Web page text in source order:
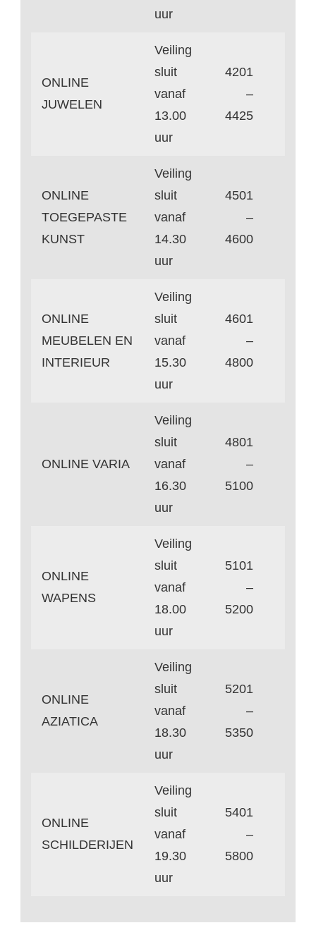
uur
ONLINE
JUWELEN
Veiling
sluit
vanaf
13.00
uur
4201
–
4425
ONLINE
TOEGEPASTE
KUNST
Veiling
sluit
vanaf
14.30
uur
4501
–
4600
ONLINE
MEUBELEN EN
INTERIEUR
Veiling
sluit
vanaf
15.30
uur
4601
–
4800
ONLINE VARIA
Veiling
sluit
vanaf
16.30
uur
4801
–
5100
ONLINE
WAPENS
Veiling
sluit
vanaf
18.00
uur
5101
–
5200
ONLINE
AZIATICA
Veiling
sluit
vanaf
18.30
uur
5201
–
5350
ONLINE
SCHILDERIJEN
Veiling
sluit
vanaf
19.30
uur
5401
–
5800